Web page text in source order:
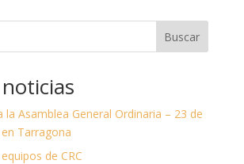
Buscar
la Asamblea General Ordinaria – 23 de
Tarragona
de CRC